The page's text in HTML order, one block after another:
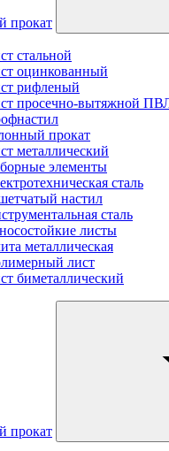
прокат
стальной
оцинкованный
рифленый
просечно-вытяжной
прокат
металлический
элементы
сталь
настил
сталь
листы
металлическая
лист
биметаллический
прокат